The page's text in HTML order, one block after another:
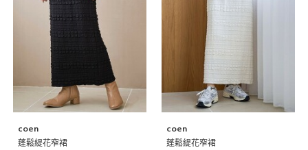
coen
蓬鬆緹花窄裙
coen
蓬鬆緹花窄裙